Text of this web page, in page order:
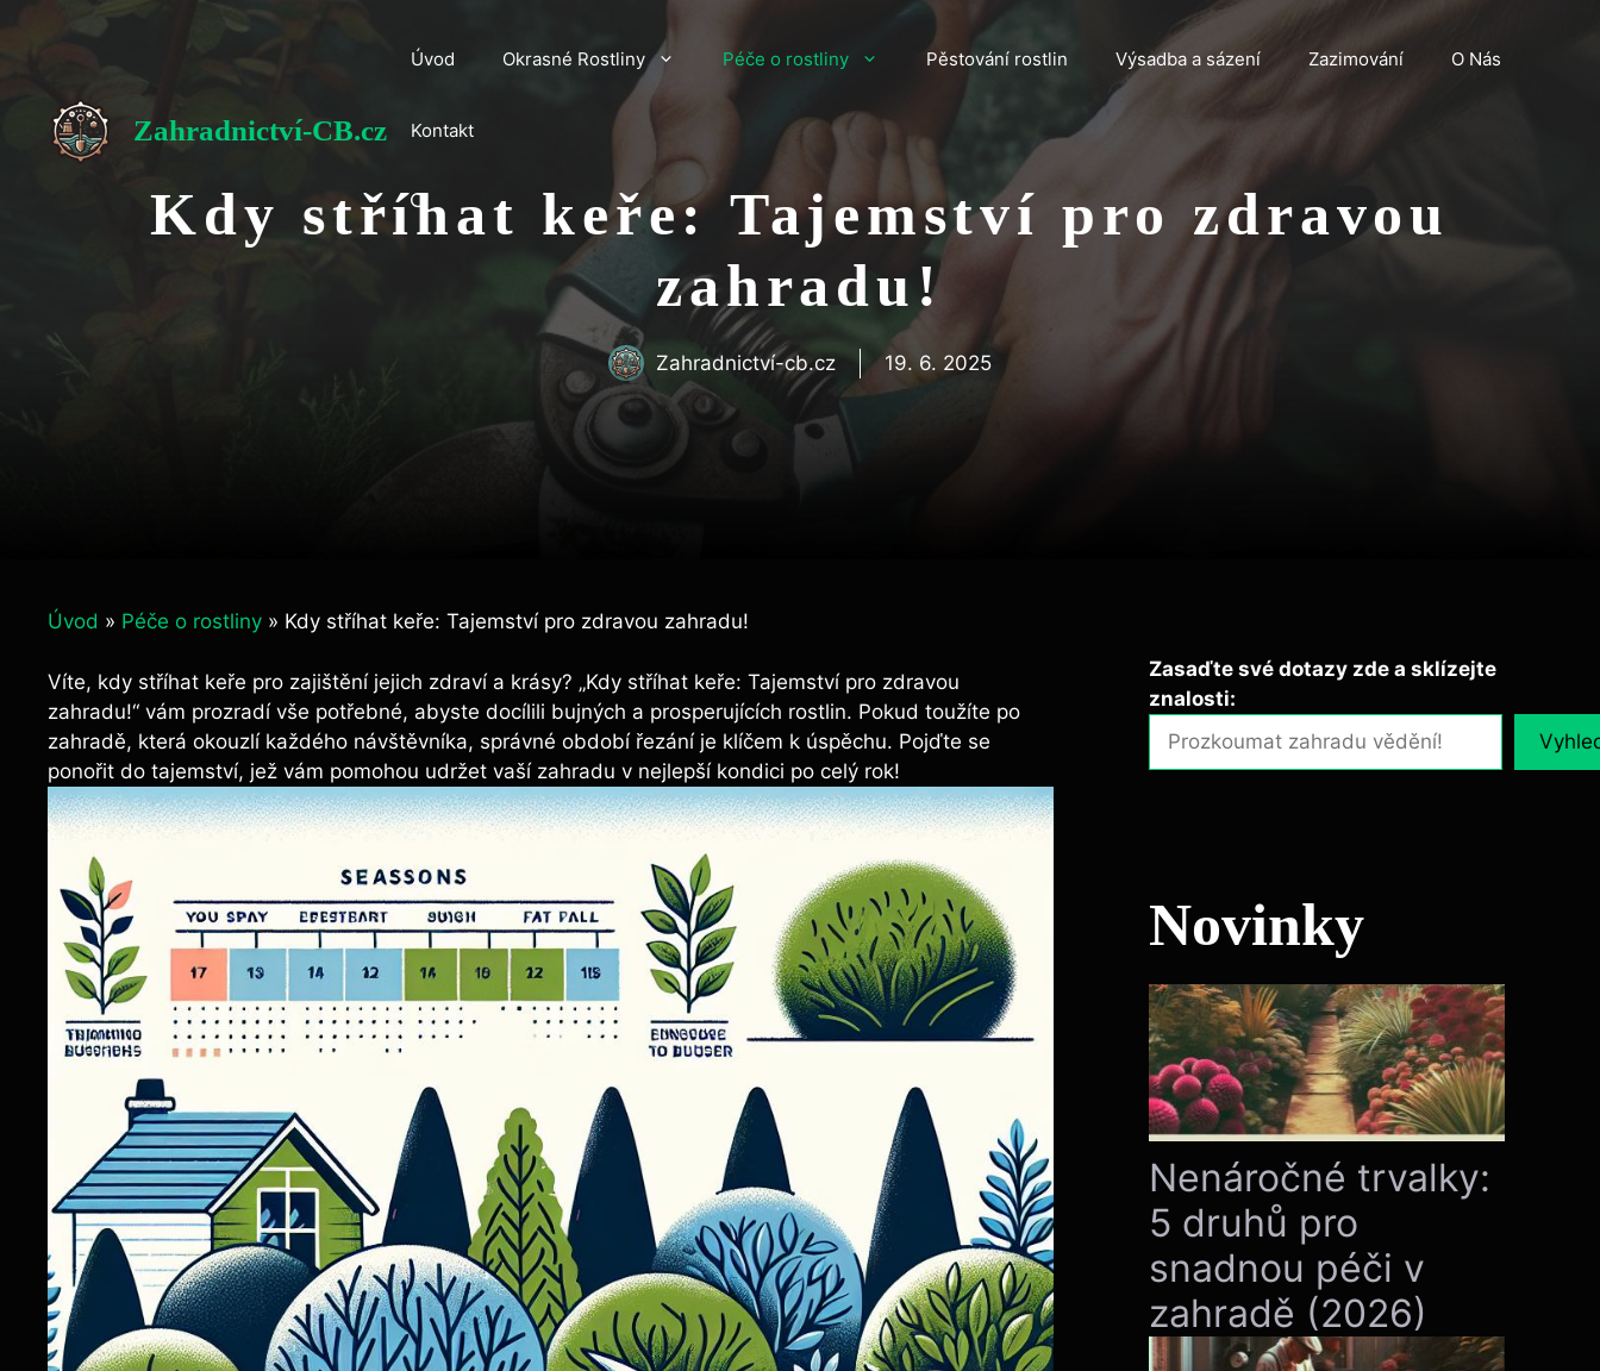
Zahradnictví-CB.cz
Úvod Okrasné Rostliny Péče o rostliny Pěstování rostlin Výsadba a sázení Zazimování O Nás
Kontakt
Kdy stříhat keře: Tajemství pro zdravou
zahradu!
Zahradnictví-cb.cz 19. 6. 2025
Úvod » Péče o rostliny » Kdy stříhat keře: Tajemství pro zdravou zahradu!
Víte, kdy stříhat keře pro zajištění jejich zdraví a krásy? „Kdy stříhat keře: Tajemství pro zdravou
zahradu!“ vám prozradí vše potřebné, abyste docílili bujných a prosperujících rostlin. Pokud toužíte po
zahradě, která okouzlí každého návštěvníka, správné období řezání je klíčem k úspěchu. Pojďte se
ponořit do tajemství, jež vám pomohou udržet vaší zahradu v nejlepší kondici po celý rok!
Zasaďte své dotazy zde a sklízejte
znalosti:
Novinky
Nenáročné trvalky:
5 druhů pro
snadnou péči v
zahradě (2026)